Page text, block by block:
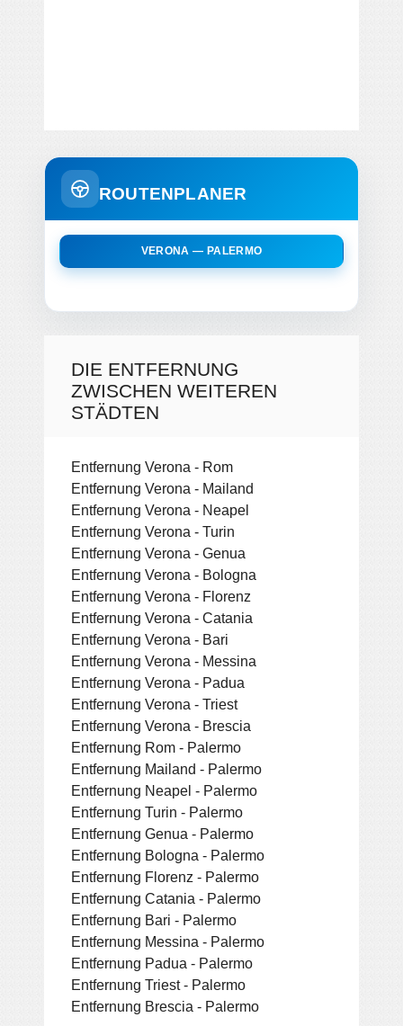
ROUTENPLANER
VERONA — PALERMO
DIE ENTFERNUNG
ZWISCHEN WEITEREN
STÄDTEN
Entfernung Verona - Rom
Entfernung Verona - Mailand
Entfernung Verona - Neapel
Entfernung Verona - Turin
Entfernung Verona - Genua
Entfernung Verona - Bologna
Entfernung Verona - Florenz
Entfernung Verona - Catania
Entfernung Verona - Bari
Entfernung Verona - Messina
Entfernung Verona - Padua
Entfernung Verona - Triest
Entfernung Verona - Brescia
Entfernung Rom - Palermo
Entfernung Mailand - Palermo
Entfernung Neapel - Palermo
Entfernung Turin - Palermo
Entfernung Genua - Palermo
Entfernung Bologna - Palermo
Entfernung Florenz - Palermo
Entfernung Catania - Palermo
Entfernung Bari - Palermo
Entfernung Messina - Palermo
Entfernung Padua - Palermo
Entfernung Triest - Palermo
Entfernung Brescia - Palermo